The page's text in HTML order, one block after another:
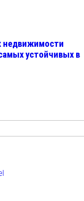
недвижимости
устойчивых в